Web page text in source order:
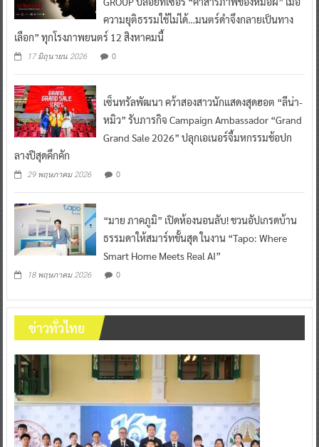
ความยุติธรรมใช้ไม่ได้…มนตร์ดำจึงกลายเป็นทาง
เลือก” ทุกโรงภาพยนตร์ 12 สิงหาคมนี้
17 มิถุนายน 2026 0
เซ็นทรัลพัฒนา คว้าสองสาวนักแสดงสุดฮอต “ลีน่า-
หมิว” รับภารกิจ Campaign Ambassador “Grand
Grand Sale 2026” ปลุกเอเนอร์จี้มหกรรมช้อปก
ลางปีสุดคึกคัก
29 พฤษภาคม 2026 0
“มาย ภาคภูมิ” เปิดห้องนอนลับ! ชวนอัปเกรดบ้าน
ธรรมดาให้สมาร์ทขั้นสุด ในงาน “Tapo: Where
Smart Home Meets Real AI”
18 พฤษภาคม 2026 0
ข่าวทั่วไทย